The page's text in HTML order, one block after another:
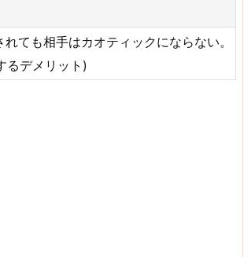
ても相手はカオティックにならない。
るデメリット)